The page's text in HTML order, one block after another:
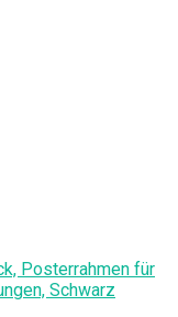
Posterrahmen für
Schwarz